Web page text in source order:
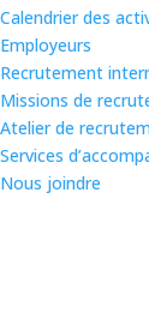
Calendrier des
Employeurs
Recrutement
Missions de
Atelier de
Services
Nous joindre